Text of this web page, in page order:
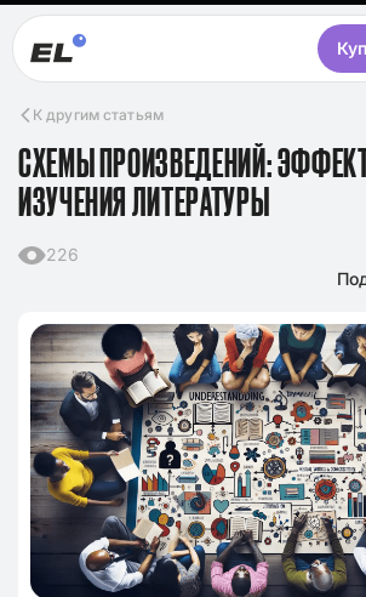
К другим статьям
СХЕМЫ ПРОИЗВЕДЕНИЙ:
ИЗУЧЕНИЯ ЛИТЕРАТУРЫ
226